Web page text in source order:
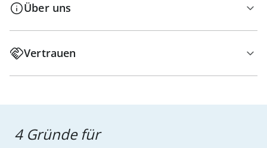
Über uns
Vertrauen
4 Gründe für